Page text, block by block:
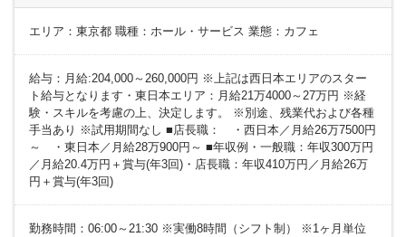
エリア：東京都 職種：ホール・サービス 業態：カフェ
給与：月給:204,000～260,000円 ※上記は西日本エリアのスター
ト給与となります・東日本エリア：月給21万4000～27万円 ※経
験・スキルを考慮の上、決定します。 ※別途、残業代および各種
手当あり ※試用期間なし ■店長職： ・西日本／月給26万7500円
～ ・東日本／月給28万900円～ ■年収例・一般職：年収300万円
／月給20.4万円＋賞与(年3回)・店長職：年収410万円／月給26万
円＋賞与(年3回)
勤務時間：06:00～21:30 ※実働8時間（シフト制） ※1ヶ月単位